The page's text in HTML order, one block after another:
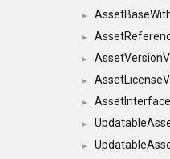
►
►
►
►
► AssetInterface
►
►